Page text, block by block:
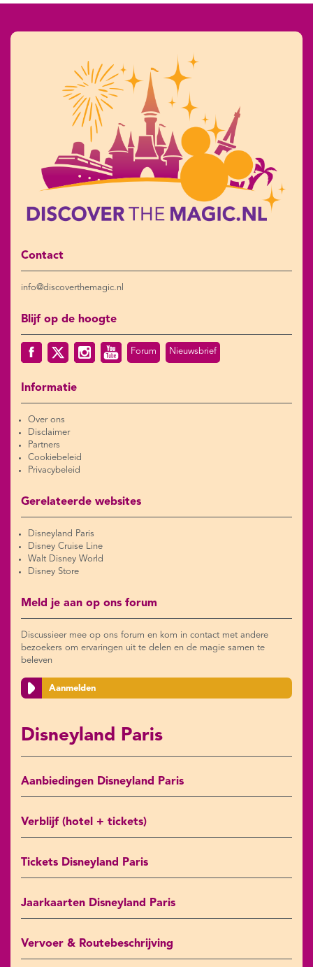
Contact
info@discoverthemagic.nl
Blijf op de hoogte
Forum Nieuwsbrief
Informatie
Over ons
Disclaimer
Partners
Cookiebeleid
Privacybeleid
Gerelateerde websites
Disneyland Paris
Disney Cruise Line
Walt Disney World
Disney Store
Meld je aan op ons forum
Discussieer mee op ons forum en kom in contact met andere
bezoekers om ervaringen uit te delen en de magie samen te
beleven
Aanmelden
Disneyland Paris
Aanbiedingen Disneyland Paris
Verblijf (hotel + tickets)
Tickets Disneyland Paris
Jaarkaarten Disneyland Paris
Vervoer & Routebeschrijving